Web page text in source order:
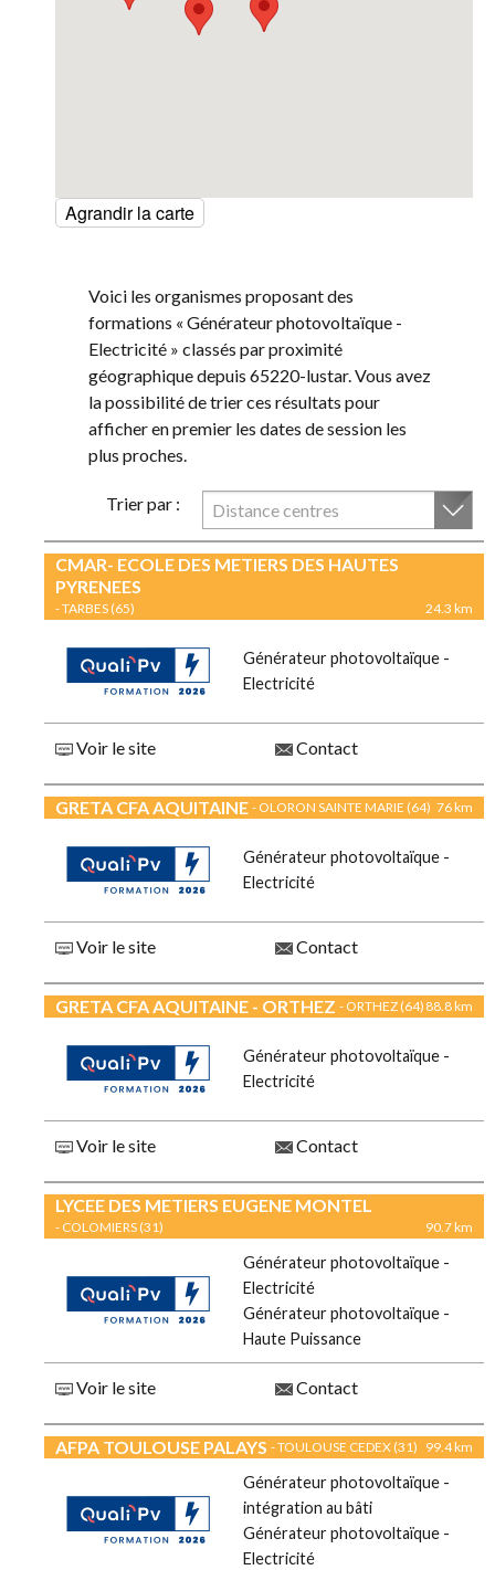
Agrandir la carte
Voici les organismes proposant des
formations « Générateur photovoltaïque -
Electricité » classés par proximité
géographique depuis 65220-lustar. Vous avez
la possibilité de trier ces résultats pour
afficher en premier les dates de session les
plus proches.
Trier par : Distance centres
CMAR- ECOLE DES METIERS DES HAUTES
PYRENEES
- TARBES (65) 24.3 km
Générateur photovoltaïque -
Electricité
Voir le site Contact
GRETA CFA AQUITAINE - OLORON SAINTE MARIE (64) 76 km
Générateur photovoltaïque -
Electricité
Voir le site Contact
GRETA CFA AQUITAINE - ORTHEZ - ORTHEZ (64) 88.8 km
Générateur photovoltaïque -
Electricité
Voir le site Contact
LYCEE DES METIERS EUGENE MONTEL
- COLOMIERS (31) 90.7 km
Générateur photovoltaïque -
Electricité
Générateur photovoltaïque -
Haute Puissance
Voir le site Contact
AFPA TOULOUSE PALAYS - TOULOUSE CEDEX (31) 99.4 km
Générateur photovoltaïque -
intégration au bâti
Générateur photovoltaïque -
Electricité